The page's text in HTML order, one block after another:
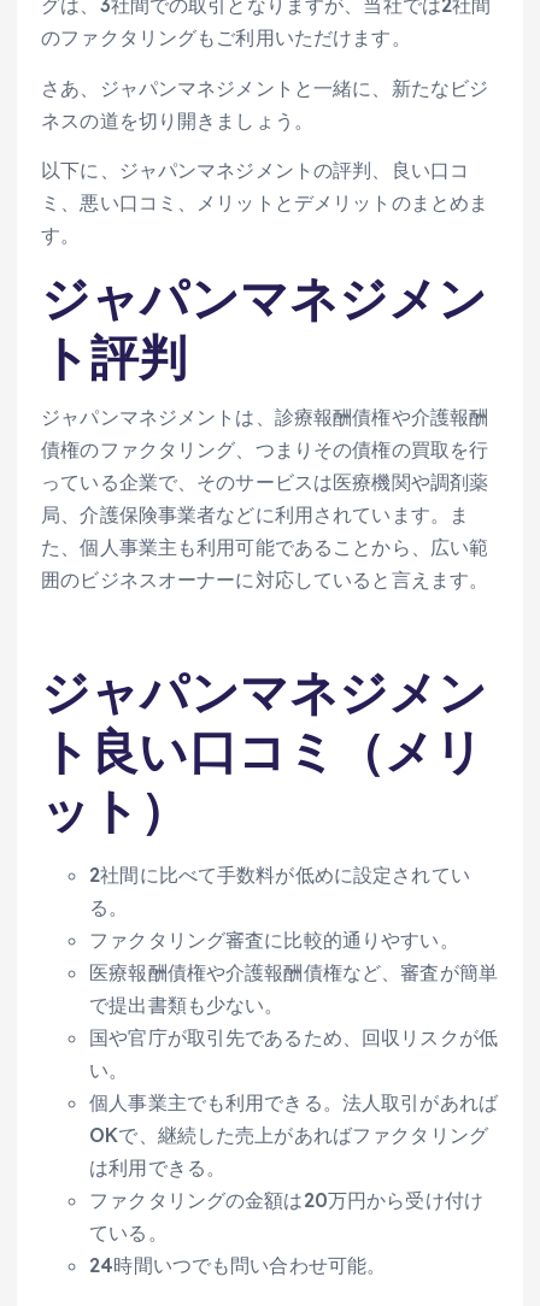
グは、3社間での取引となりますが、当社では2社間
のファクタリングもご利用いただけます。
さあ、ジャパンマネジメントと一緒に、新たなビジ
ネスの道を切り開きましょう。
以下に、ジャパンマネジメントの評判、良い口コ
ミ、悪い口コミ、メリットとデメリットのまとめま
す。
ジャパンマネジメン
ト評判
ジャパンマネジメントは、診療報酬債権や介護報酬
債権のファクタリング、つまりその債権の買取を行
っている企業で、そのサービスは医療機関や調剤薬
局、介護保険事業者などに利用されています。ま
た、個人事業主も利用可能であることから、広い範
囲のビジネスオーナーに対応していると言えます。
ジャパンマネジメン
ト良い口コミ（メリ
ット）
2社間に比べて手数料が低めに設定されてい
る。
ファクタリング審査に比較的通りやすい。
医療報酬債権や介護報酬債権など、審査が簡単
で提出書類も少ない。
国や官庁が取引先であるため、回収リスクが低
い。
個人事業主でも利用できる。法人取引があれば
OKで、継続した売上があればファクタリング
は利用できる。
ファクタリングの金額は20万円から受け付け
ている。
24時間いつでも問い合わせ可能。